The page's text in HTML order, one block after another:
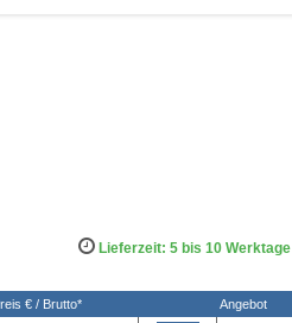
Lieferzeit: 5 bis 10 Werktage
€ / Brutto* Angebot